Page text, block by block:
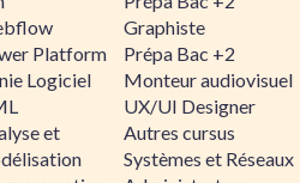
Platform
Logiciel
et
Graphiste
Prépa Bac +2
Monteur audiovisuel
UX/UI Designer
Autres cursus
Systèmes et Réseaux